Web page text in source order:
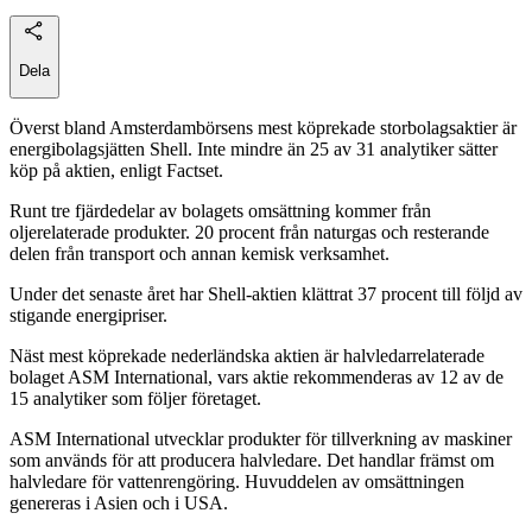
Dela
Överst bland Amsterdambörsens mest köprekade storbolagsaktier är
energibolagsjätten Shell. Inte mindre än 25 av 31 analytiker sätter
köp på aktien, enligt Factset.
Runt tre fjärdedelar av bolagets omsättning kommer från
oljerelaterade produkter. 20 procent från naturgas och resterande
delen från transport och annan kemisk verksamhet.
Under det senaste året har Shell-aktien klättrat 37 procent till följd av
stigande energipriser.
Näst mest köprekade nederländska aktien är halvledarrelaterade
bolaget ASM International, vars aktie rekommenderas av 12 av de
15 analytiker som följer företaget.
ASM International utvecklar produkter för tillverkning av maskiner
som används för att producera halvledare. Det handlar främst om
halvledare för vattenrengöring. Huvuddelen av omsättningen
genereras i Asien och i USA.